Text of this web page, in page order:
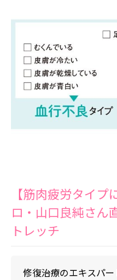
【筋肉疲労タイ
ロ・山口良純さん
トレッチ
修復治療のエキスパー